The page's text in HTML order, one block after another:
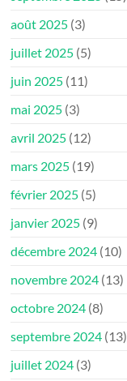
août 2025 (3)
juillet 2025 (5)
juin 2025 (11)
mai 2025 (3)
avril 2025 (12)
mars 2025 (19)
février 2025 (5)
janvier 2025 (9)
décembre 2024 (10)
novembre 2024 (13)
octobre 2024 (8)
septembre 2024 (13)
juillet 2024 (3)